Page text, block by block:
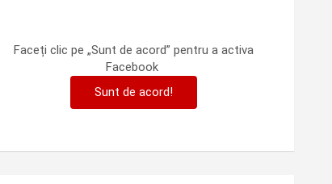
Faceți clic pe „Sunt de acord” pentru a activa
Facebook
Sunt de acord!